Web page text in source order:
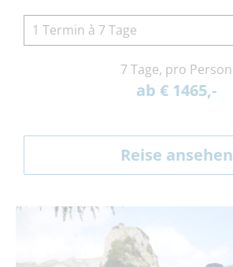
1 Termin à 7 Tage
7 Tage, pro Person
ab € 1465,-
Reise ansehen